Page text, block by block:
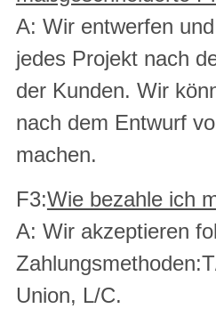
A: Wir entwerfen
jedes Projekt nach
der Kunden. Wir
nach dem Entwurf
machen.
F3:Wie bezahle ich
A: Wir akzeptieren
Union, L/C.